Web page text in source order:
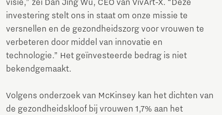
visie,” zei Dan Jing Wu, CEO van VivArt-X. “Deze
investering stelt ons in staat om onze missie te
versnellen en de gezondheidszorg voor vrouwen te
verbeteren door middel van innovatie en
technologie.” Het geïnvesteerde bedrag is niet
bekendgemaakt.
Volgens onderzoek van McKinsey kan het dichten van
de gezondheidskloof bij vrouwen 1,7% aan het